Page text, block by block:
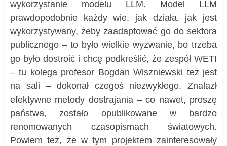
wykorzystanie modelu LLM. Model LLM
prawdopodobnie każdy wie, jak działa, jak jest
wykorzystywany, żeby zaadaptować go do sektora
publicznego – to było wielkie wyzwanie, bo trzeba
go było dostroić i chcę podkreślić, że zespół WETI
– tu kolega profesor Bogdan Wiszniewski też jest
na sali – dokonał czegoś niezwykłego. Znalazł
efektywne metody dostrajania – co nawet, proszę
państwa, zostało opublikowane w bardzo
renomowanych czasopismach światowych.
Powiem też, że w tym projektem zainteresowały